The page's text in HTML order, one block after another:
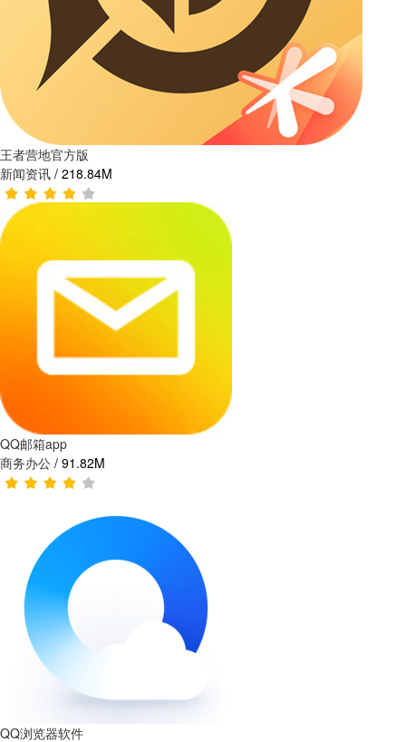
王者营地官方版
新闻资讯 / 218.84M
QQ邮箱app
商务办公 / 91.82M
QQ浏览器软件